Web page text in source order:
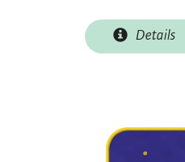
Details